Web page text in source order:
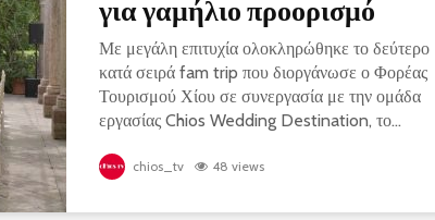
για γαμήλιο προορισμό
Με μεγάλη επιτυχία ολοκληρώθηκε το δεύτερο
κατά σειρά fam trip που διοργάνωσε ο Φορέας
Τουρισμού Χίου σε συνεργασία με την ομάδα
εργασίας Chios Wedding Destination, το...
chios_tv 48 views